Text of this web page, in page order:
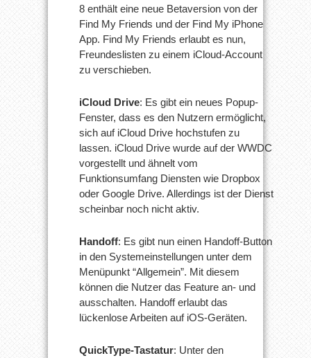
8 enthält eine neue Betaversion von der
Find My Friends und der Find My iPhone
App. Find My Friends erlaubt es nun,
Freundeslisten zu einem iCloud-Account
zu verschieben.
iCloud Drive: Es gibt ein neues Popup-
Fenster, dass es den Nutzern ermöglicht,
sich auf iCloud Drive hochstufen zu
lassen. iCloud Drive wurde auf der WWDC
vorgestellt und ähnelt vom
Funktionsumfang Diensten wie Dropbox
oder Google Drive. Allerdings ist der Dienst
scheinbar noch nicht aktiv.
Handoff: Es gibt nun einen Handoff-Button
in den Systemeinstellungen unter dem
Menüpunkt “Allgemein”. Mit diesem
können die Nutzer das Feature an- und
ausschalten. Handoff erlaubt das
lückenlose Arbeiten auf iOS-Geräten.
QuickType-Tastatur: Unter den